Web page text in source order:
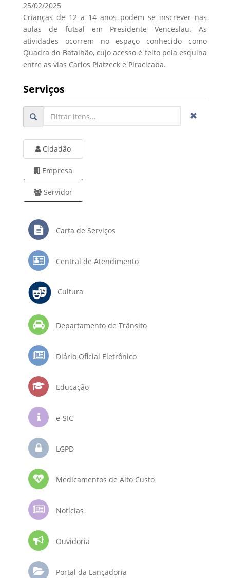
25/02/2025
Crianças de 12 a 14 anos podem se inscrever nas
aulas de futsal em Presidente Venceslau. As
atividades ocorrem no espaço conhecido como
Quadra do Batalhão, cujo acesso é feito pela esquina
entre as vias Carlos Platzeck e Piracicaba.
Serviços
Cidadão
Empresa
Servidor
Carta de Serviços
Central de Atendimento
Cultura
Departamento de Trânsito
Diário Oficial Eletrônico
Educação
e-SIC
LGPD
Medicamentos de Alto Custo
Notícias
Ouvidoria
Portal da Lançadoria